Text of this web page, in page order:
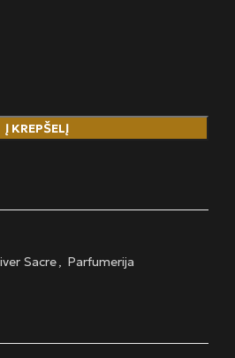
Į KREPŠELĮ
Sacre, Parfumerija